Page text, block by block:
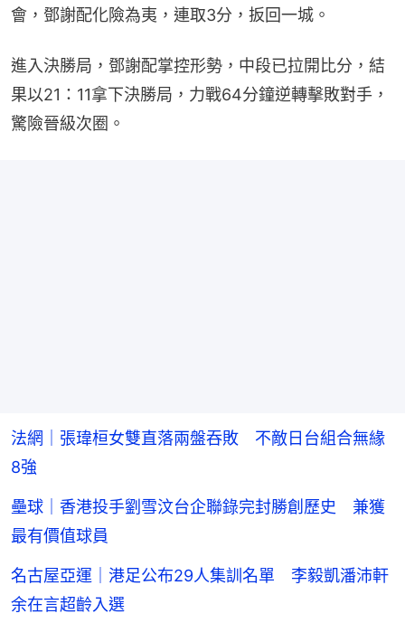
會，鄧謝配化險為夷，連取3分，扳回一城。
進入決勝局，鄧謝配掌控形勢，中段已拉開比分，結
果以21：11拿下決勝局，力戰64分鐘逆轉擊敗對手，
驚險晉級次圈。
法網｜張瑋桓女雙直落兩盤吞敗 不敵日台組合無緣
8強
壘球｜香港投手劉雪汶台企聯錄完封勝創歷史 兼獲
最有價值球員
名古屋亞運｜港足公布29人集訓名單 李毅凱潘沛軒
余在言超齡入選